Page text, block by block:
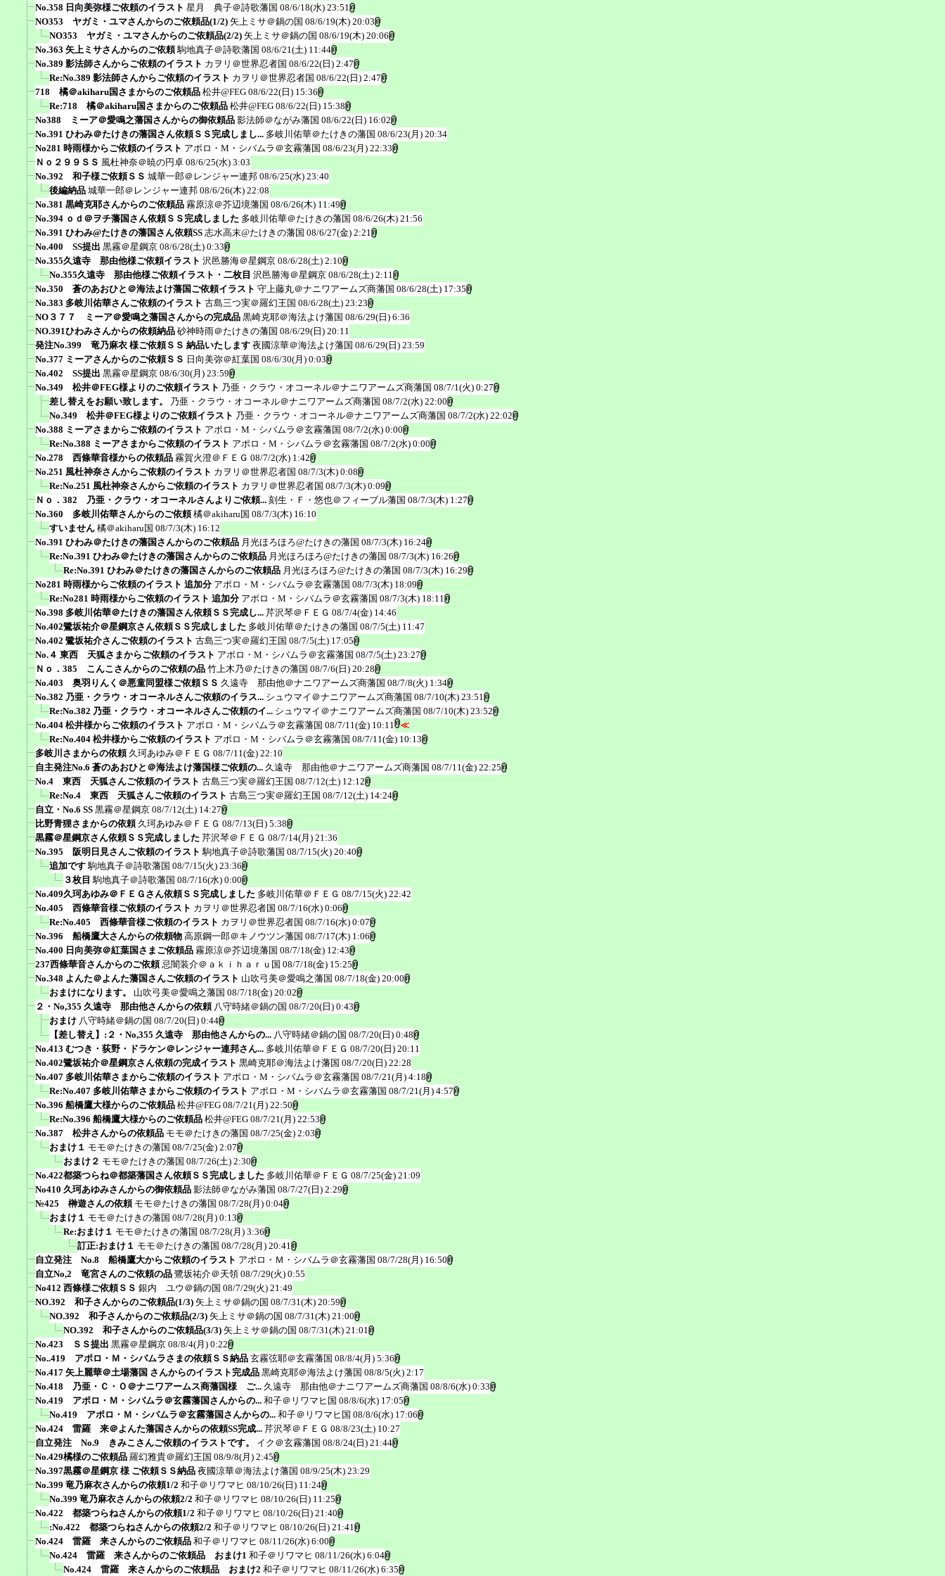
No.358 日向美弥様ご依頼のイラスト 星月 典子＠詩歌藩国 08/6/18(水) 23:51
NO353 ヤガミ・ユマさんからのご依頼品(1/2) 矢上ミサ＠鍋の国 08/6/19(木) 20:03
NO353 ヤガミ・ユマさんからのご依頼品(2/2) 矢上ミサ＠鍋の国 08/6/19(木) 20:06
No.363 矢上ミサさんからのご依頼 駒地真子＠詩歌藩国 08/6/21(土) 11:44
No.389 影法師さんからご依頼のイラスト カヲリ＠世界忍者国 08/6/22(日) 2:47
Re:No.389 影法師さんからご依頼のイラスト カヲリ＠世界忍者国 08/6/22(日) 2:47
718 橘＠akiharu国さまからのご依頼品 松井@FEG 08/6/22(日) 15:36
Re:718 橘＠akiharu国さまからのご依頼品 松井@FEG 08/6/22(日) 15:38
No388 ミーア＠愛鳴之藩国さんからの御依頼品 影法師＠ながみ藩国 08/6/22(日) 16:02
No.391 ひわみ＠たけきの藩国さん依頼ＳＳ完成しまし... 多岐川佑華＠たけきの藩国 08/6/23(月) 20:34
No281 時雨様からご依頼のイラスト アポロ・M・シバムラ＠玄霧藩国 08/6/23(月) 22:33
Ｎｏ２９９ＳＳ 風杜神奈＠暁の円卓 08/6/25(水) 3:03
No.392 和子様ご依頼ＳＳ 城華一郎＠レンジャー連邦 08/6/25(水) 23:40
後編納品 城華一郎＠レンジャー連邦 08/6/26(木) 22:08
No.381 黒崎克耶さんからのご依頼品 霧原涼＠芥辺境藩国 08/6/26(木) 11:49
No.394 ｏｄ＠ヲチ藩国さん依頼ＳＳ完成しました 多岐川佑華＠たけきの藩国 08/6/26(木) 21:56
No.391 ひわみ@たけきの藩国さん依頼SS 志水高末@たけきの藩国 08/6/27(金) 2:21
No.400 SS提出 黒霧＠星鋼京 08/6/28(土) 0:33
No.355久遠寺 那由他様ご依頼イラスト 沢邑勝海＠星鋼京 08/6/28(土) 2:10
No.355久遠寺 那由他様ご依頼イラスト・二枚目 沢邑勝海＠星鋼京 08/6/28(土) 2:11
No.350 蒼のあおひと＠海法よけ藩国ご依頼イラスト 守上藤丸＠ナニワアームズ商藩国 08/6/28(土) 17:35
No.383 多岐川佑華さんご依頼のイラスト 古島三つ実＠羅幻王国 08/6/28(土) 23:23
NO３７７ ミーア＠愛鳴之藩国さんからの完成品 黒崎克耶＠海法よけ藩国 08/6/29(日) 6:36
NO.391ひわみさんからの依頼納品 砂神時雨＠たけきの藩国 08/6/29(日) 20:11
発注No.399 竜乃麻衣 様ご依頼ＳＳ 納品いたします 夜國涼華＠海法よけ藩国 08/6/29(日) 23:59
No.377 ミーアさんからのご依頼ＳＳ 日向美弥＠紅葉国 08/6/30(月) 0:03
No.402 SS提出 黒霧＠星鋼京 08/6/30(月) 23:59
No.349 松井＠FEG様よりのご依頼イラスト 乃亜・クラウ・オコーネル＠ナニワアームズ商藩国 08/7/1(火) 0:27
差し替えをお願い致します。
乃亜・クラウ・オコーネル＠ナニワアームズ商藩国 08/7/2(水) 22:00
No.349 松井＠FEG様よりのご依頼イラスト 乃亜・クラウ・オコーネル＠ナニワアームズ商藩国 08/7/2(水) 22:02
No.388 ミーアさまからご依頼のイラスト アポロ・M・シバムラ＠玄霧藩国 08/7/2(水) 0:00
Re:No.388 ミーアさまからご依頼のイラスト アポロ・M・シバムラ＠玄霧藩国 08/7/2(水) 0:00
No.278 西條華音様からの依頼品 霧賀火澄＠ＦＥＧ 08/7/2(水) 1:42
No.251 風杜神奈さんからご依頼のイラスト カヲリ＠世界忍者国 08/7/3(木) 0:08
Re:No.251 風杜神奈さんからご依頼のイラスト カヲリ＠世界忍者国 08/7/3(木) 0:09
Ｎｏ．382 乃亜・クラウ・オコーネルさんよりご依頼... 刻生・Ｆ・悠也＠フィーブル藩国 08/7/3(木) 1:27
No.360 多岐川佑華さんからのご依頼 橘＠akiharu国 08/7/3(木) 16:10
すいません 橘＠akiharu国 08/7/3(木) 16:12
No.391 ひわみ＠たけきの藩国さんからのご依頼品 月光ほろほろ@たけきの藩国 08/7/3(木) 16:24
Re:No.391 ひわみ＠たけきの藩国さんからのご依頼品 月光ほろほろ@たけきの藩国 08/7/3(木) 16:26
Re:No.391 ひわみ＠たけきの藩国さんからのご依頼品 月光ほろほろ@たけきの藩国 08/7/3(木) 16:29
No281 時雨様からご依頼のイラスト 追加分 アポロ・M・シバムラ＠玄霧藩国 08/7/3(木) 18:09
Re:No281 時雨様からご依頼のイラスト 追加分 アポロ・M・シバムラ＠玄霧藩国 08/7/3(木) 18:11
No.398 多岐川佑華＠たけきの藩国さん依頼ＳＳ完成し... 芹沢琴＠ＦＥＧ 08/7/4(金) 14:46
No.402鷺坂祐介＠星鋼京さん依頼ＳＳ完成しました 多岐川佑華＠たけきの藩国 08/7/5(土) 11:47
No.402 鷺坂祐介さんご依頼のイラスト 古島三つ実＠羅幻王国 08/7/5(土) 17:05
No.４ 東西 天狐さまからご依頼のイラスト アポロ・M・シバムラ＠玄霧藩国 08/7/5(土) 23:27
Ｎｏ．385 こんこさんからのご依頼の品 竹上木乃＠たけきの藩国 08/7/6(日) 20:28
No.403 奥羽りんく＠悪童同盟様ご依頼ＳＳ 久遠寺 那由他＠ナニワアームズ商藩国 08/7/8(火) 1:34
No.382 乃亜・クラウ・オコーネルさんご依頼のイラス... シュウマイ＠ナニワアームズ商藩国 08/7/10(木) 23:51
Re:No.382 乃亜・クラウ・オコーネルさんご依頼のイ... シュウマイ＠ナニワアームズ商藩国 08/7/10(木) 23:52
No.404 松井様からご依頼のイラスト アポロ・M・シバムラ＠玄霧藩国 08/7/11(金) 10:11
≪
Re:No.404 松井様からご依頼のイラスト アポロ・M・シバムラ＠玄霧藩国 08/7/11(金) 10:13
多岐川さまからの依頼 久珂あゆみ＠ＦＥＧ 08/7/11(金) 22:10
自主発注No.6 蒼のあおひと＠海法よけ藩国様ご依頼の... 久遠寺 那由他＠ナニワアームズ商藩国 08/7/11(金) 22:25
No.4 東西 天狐さんご依頼のイラスト 古島三つ実＠羅幻王国 08/7/12(土) 12:12
Re:No.4 東西 天狐さんご依頼のイラスト 古島三つ実＠羅幻王国 08/7/12(土) 14:24
自立・No.6 SS 黒霧＠星鋼京 08/7/12(土) 14:27
比野青狸さまからの依頼 久珂あゆみ＠ＦＥＧ 08/7/13(日) 5:38
黒霧＠星鋼京さん依頼ＳＳ完成しました 芹沢琴＠ＦＥＧ 08/7/14(月) 21:36
No.395 阪明日見さんご依頼のイラスト 駒地真子＠詩歌藩国 08/7/15(火) 20:40
追加です 駒地真子＠詩歌藩国 08/7/15(火) 23:36
３枚目 駒地真子＠詩歌藩国 08/7/16(水) 0:00
No.409久珂あゆみ＠ＦＥＧさん依頼ＳＳ完成しました 多岐川佑華＠ＦＥＧ 08/7/15(火) 22:42
No.405 西條華音様ご依頼のイラスト カヲリ＠世界忍者国 08/7/16(水) 0:06
Re:No.405 西條華音様ご依頼のイラスト カヲリ＠世界忍者国 08/7/16(水) 0:07
No.396 船橋鷹大さんからの依頼物 高原鋼一郎＠キノウツン藩国 08/7/17(木) 1:06
No.400 日向美弥＠紅葉国さまご依頼品 霧原涼＠芥辺境藩国 08/7/18(金) 12:43
237西條華音さんからのご依頼 忌闇装介＠ａｋｉｈａｒｕ国 08/7/18(金) 15:25
No.348 よんた＠よんた藩国さんご依頼のイラスト 山吹弓美＠愛鳴之藩国 08/7/18(金) 20:00
おまけになります。
山吹弓美＠愛鳴之藩国 08/7/18(金) 20:02
２・No,355 久遠寺 那由他さんからの依頼 八守時緒＠鍋の国 08/7/20(日) 0:43
おまけ 八守時緒＠鍋の国 08/7/20(日) 0:44
【差し替え】:２・No,355 久遠寺 那由他さんからの... 八守時緒＠鍋の国 08/7/20(日) 0:48
No.413 むつき・荻野・ドラケン＠レンジャー連邦さん... 多岐川佑華＠ＦＥＧ 08/7/20(日) 20:11
No.402鷺坂祐介＠星鋼京さん依頼の完成イラスト 黒崎克耶＠海法よけ藩国 08/7/20(日) 22:28
No.407 多岐川佑華さまからご依頼のイラスト アポロ・M・シバムラ＠玄霧藩国 08/7/21(月) 4:18
Re:No.407 多岐川佑華さまからご依頼のイラスト アポロ・M・シバムラ＠玄霧藩国 08/7/21(月) 4:57
No.396 船橋鷹大様からのご依頼品 松井@FEG 08/7/21(月) 22:50
Re:No.396 船橋鷹大様からのご依頼品 松井@FEG 08/7/21(月) 22:53
No.387 松井さんからの依頼品 モモ＠たけきの藩国 08/7/25(金) 2:03
おまけ１ モモ＠たけきの藩国 08/7/25(金) 2:07
おまけ２ モモ＠たけきの藩国 08/7/26(土) 2:30
No.422都築つらね＠都築藩国さん依頼ＳＳ完成しました 多岐川佑華＠ＦＥＧ 08/7/25(金) 21:09
No410 久珂あゆみさんからの御依頼品 影法師＠ながみ藩国 08/7/27(日) 2:29
№425 榊遊さんの依頼 モモ＠たけきの藩国 08/7/28(月) 0:04
おまけ１ モモ＠たけきの藩国 08/7/28(月) 0:13
Re:おまけ１ モモ＠たけきの藩国 08/7/28(月) 3:36
訂正:おまけ１ モモ＠たけきの藩国 08/7/28(月) 20:41
自立発注 No.8 船橋鷹大からご依頼のイラスト アポロ・Ｍ・シバムラ＠玄霧藩国 08/7/28(月) 16:50
自立No,2 竜宮さんのご依頼の品 鷺坂祐介＠天領 08/7/29(火) 0:55
No412 西條様ご依頼ＳＳ 銀内 ユウ＠鍋の国 08/7/29(火) 21:49
NO.392 和子さんからのご依頼品(1/3) 矢上ミサ＠鍋の国 08/7/31(木) 20:59
NO.392 和子さんからのご依頼品(2/3) 矢上ミサ＠鍋の国 08/7/31(木) 21:00
NO.392 和子さんからのご依頼品(3/3) 矢上ミサ＠鍋の国 08/7/31(木) 21:01
No.423 ＳＳ提出 黒霧＠星鋼京 08/8/4(月) 0:22
No..419 アポロ・Ｍ・シバムラさまの依頼ＳＳ納品 玄霧弦耶＠玄霧藩国 08/8/4(月) 5:36
No.417 矢上麗華＠土場藩国 さんからのイラスト完成品 黒崎克耶＠海法よけ藩国 08/8/5(火) 2:17
No.418 乃亜・Ｃ・Ｏ＠ナニワアームス商藩国様 ご... 久遠寺 那由他＠ナニワアームズ商藩国 08/8/6(水) 0:33
No.419 アポロ・Ｍ・シバムラ＠玄霧藩国さんからの... 和子＠リワマヒ国 08/8/6(水) 17:05
No.419 アポロ・Ｍ・シバムラ＠玄霧藩国さんからの... 和子＠リワマヒ国 08/8/6(水) 17:06
No.424 雷羅 来＠よんた藩国さんからの依頼SS完成... 芹沢琴＠ＦＥＧ 08/8/23(土) 10:27
自立発注 No.9 きみこさんご依頼のイラストです。
イク＠玄霧藩国 08/8/24(日) 21:44
No.429橘様のご依頼品 羅幻雅貴＠羅幻王国 08/9/8(月) 2:45
No.397黒霧＠星鋼京 様 ご依頼ＳＳ納品 夜國涼華＠海法よけ藩国 08/9/25(木) 23:29
No.399 竜乃麻衣さんからの依頼1/2 和子＠リワマヒ 08/10/26(日) 11:24
No.399 竜乃麻衣さんからの依頼2/2 和子＠リワマヒ 08/10/26(日) 11:25
No.422 都築つらねさんからの依頼1/2 和子＠リワマヒ 08/10/26(日) 21:40
:No.422 都築つらねさんからの依頼2/2 和子＠リワマヒ 08/10/26(日) 21:41
No.424 雷羅 来さんからのご依頼品 和子＠リワマヒ 08/11/26(水) 6:00
No.424 雷羅 来さんからのご依頼品 おまけ1 和子＠リワマヒ 08/11/26(水) 6:04
No.424 雷羅 来さんからのご依頼品 おまけ2 和子＠リワマヒ 08/11/26(水) 6:35